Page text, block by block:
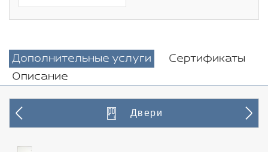
Дополнительные услуги
Сертификаты
Описание
Двери